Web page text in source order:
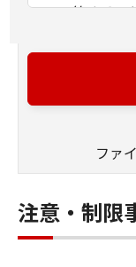
等するこ
ン株式
は、本
がない
キヤノン
ン株式会
ファ
注意・制限